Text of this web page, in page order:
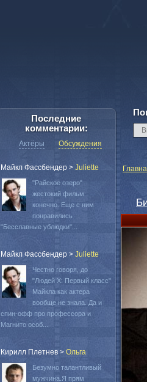
Последние
комментарии:
Актёры Обсуждения
Майкл Фассбендер > Juliette
"Райское озеро"
жестокий фильм
конечно. Еще с ним
понравились
"Бесславные ублюдки"...
Майкл Фассбендер > Juliette
Честно говоря, до
"Людей Х: Первый класс"
Майкла как актера
вообще не знала. Да и
спин-офф про профессора и
Магнито особ...
Кирилл Плетнев > Oльга
Безумно талантливый
мужчина.Я прям